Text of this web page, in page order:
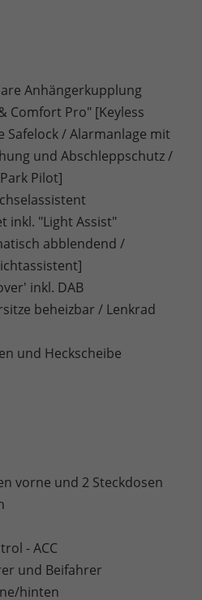
Anhängerkupplung
Comfort Pro" [Keyless
Safelock / Alarmanlage mit
und Abschleppschutz /
Pilot]
inkl. "Light Assist"
abblendend /
inkl. DAB
beheizbar / Lenkrad
und Heckscheibe
vorne und 2 Steckdosen
- ACC
und Beifahrer
hinten